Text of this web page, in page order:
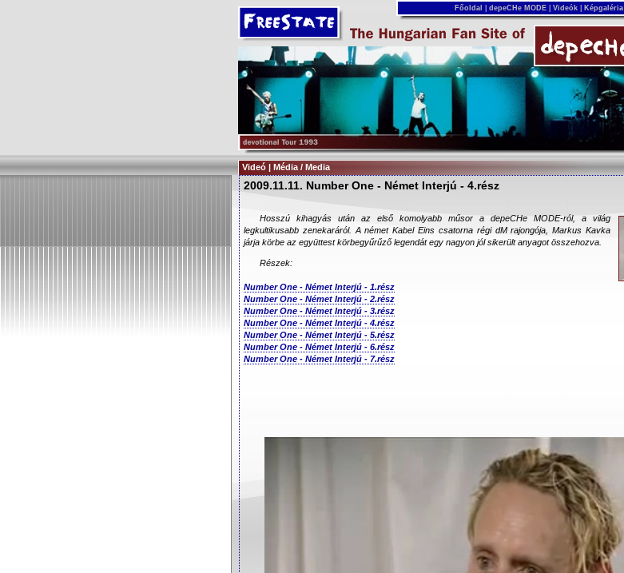
Főoldal depeCHe MODE Videók Képgaléria
Videó | Média / Media
2009.11.11. Number One - Német Interjú - 4.rész
Hosszú kihagyás után az első komolyabb műsor a depeCHe MODE-ról, a világ
legkultikusabb zenekaráról. A német Kabel Eins csatorna régi dM rajongója, Markus Kavka
járja körbe az együttest körbegyűrűző legendát egy nagyon jól sikerült anyagot összehozva.
Részek:
Number One - Német Interjú - 1.rész
Number One - Német Interjú - 2.rész
Number One - Német Interjú - 3.rész
Number One - Német Interjú - 4.rész
Number One - Német Interjú - 5.rész
Number One - Német Interjú - 6.rész
Number One - Német Interjú - 7.rész